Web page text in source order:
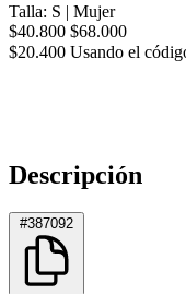
Talla: S | Mujer
$40.800 $68.000
$20.400 Usando el
Descripción
#387092